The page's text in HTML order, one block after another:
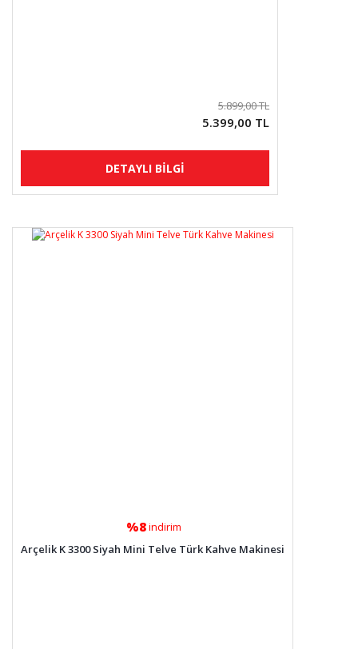
5.899,00 TL
5.399,00 TL
DETAYLI BİLGİ
%8indirim
Arçelik K 3300 Siyah Mini Telve Türk Kahve Makinesi